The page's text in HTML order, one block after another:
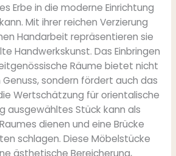
Erbe in die moderne Einrichtung
Mit ihrer reichen Verzierung
Handarbeit repräsentieren sie
Handwerkskunst. Das Einbringen
Räume bietet nicht
Genuss, sondern fördert auch das
Wertschätzung für orientalische
ausgewähltes Stück kann als
dienen und eine Brücke
schlagen. Diese Möbelstücke
ästhetische Bereicherung,